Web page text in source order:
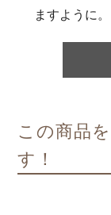
ますように。
この商品
す！